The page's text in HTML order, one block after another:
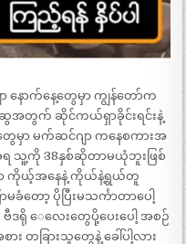
နောက်နေ့တွေမှာ ကျွန်တော်က
တွက် ဆိုင်ကယ်ရှာခိုင်းရင်းနဲ့
ေမှာ မက်ဆင်ဂျာ ကနေစကားအ
ရ သူ့ကို 38နှစ်ဆိုတာမယုံဘူးဖြစ်
ာ ကိုယ့်အနေနဲ့ ကိုယ်နဲ့ရွယ်တူ
တော့ ပိုပြီးမသင်္ကာတာပေါ့
ဒရို ေလေးတွေပို့ပေးပေါ့ အစဉ်
း တခြားသူတွေနဲ့ ခေါ်ပါ့လား